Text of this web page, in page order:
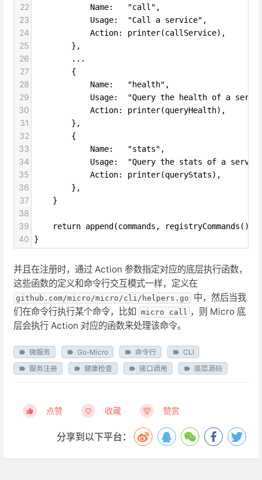
22 Name:   "call",
23 Usage:  "Call a service",
24 Action: printer(callService),
25 },
26 ...
27 {
28 Name:   "health",
29 Usage:  "Query the health of a
30 Action: printer(queryHealth),
31 },
32 {
33 Name:   "stats",
34 Usage:  "Query the stats of a
35 Action: printer(queryStats),
36 },
37 }
38
39
return append(commands,
40 }
并且在注册时，通过 Action 参数指定对应的底层执行函数，
这些函数的定义和命令行交互模式一样，定义在
github.com/micro/micro/cli/helpers.go
中，然后当我
们在命令行执行某个命令，比如
micro call ，则 Micro 底
层会执行 Action 对应的函数来处理该命令。
微服务 Go-Micro 命令行
CLI
服务注册
健康检查 接口调用 底层源码
点赞 收藏 赞赏
分享到以下平台：